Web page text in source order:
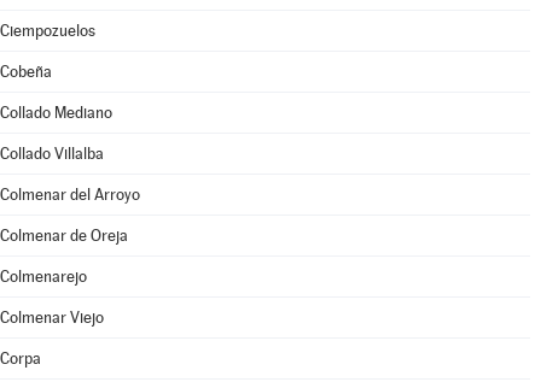
Ciempozuelos
Cobeña
Collado Mediano
Collado Villalba
Colmenar del Arroyo
Colmenar de Oreja
Colmenarejo
Colmenar Viejo
Corpa